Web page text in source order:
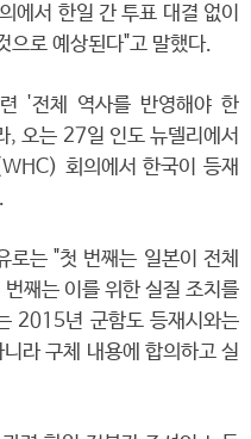
에서 한일 간 투표 대결 없이
으로 예상된다"고 말했다.
'전체 역사를 반영해야 한
, 오는 27일 인도 뉴델리에서
회의에서 한국이 등재
는 "첫 번째는 일본이 전체
째는 이를 위한 실질 조치를
2015년 군함도 등재시와는
라 구체 내용에 합의하고 실